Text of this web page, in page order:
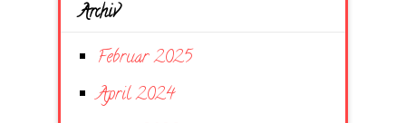
Archiv
Februar 2025
April 2024